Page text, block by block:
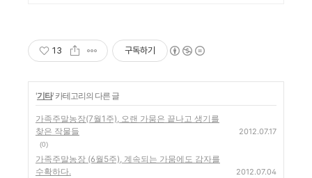
13 구독하기
'기타' 카테고리의 다른 글
가족주말농장(7월1주), 오랜 가뭄은 끝나고 생기를
찾은 작물들
(0)
2012.07.17
가족주말농장 (6월5주), 계속되는 가뭄에도 감자를
수확하다.
2012.07.04